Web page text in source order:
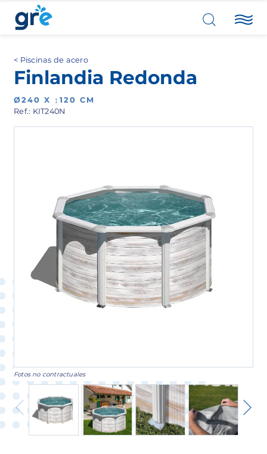
Piscinas de acero
Finlandia Redonda
Ø240 X ↕120 CM
Ref.: KIT240N
Fotos no contractuales